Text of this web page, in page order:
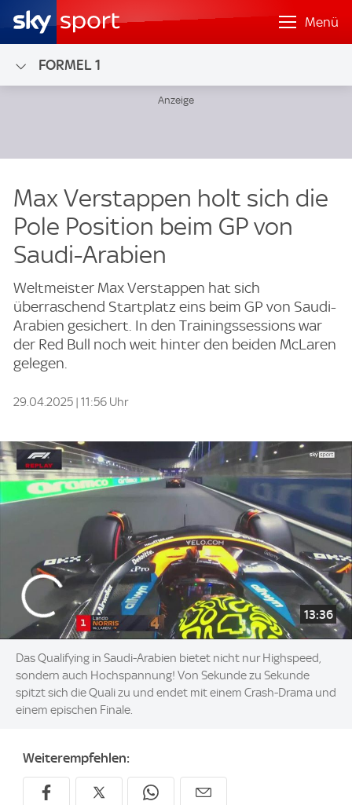
Menü
FORMEL 1
Max Verstappen holt sich die
Pole Position beim GP von
Saudi-Arabien
Weltmeister Max Verstappen hat sich
überraschend Startplatz eins beim GP von Saudi-
Arabien gesichert. In den Trainingssessions war
der Red Bull noch weit hinter den beiden McLaren
gelegen.
29.04.2025 | 11:56 Uhr
13:36
Das Qualifying in Saudi-Arabien bietet nicht nur Highspeed,
sondern auch Hochspannung! Von Sekunde zu Sekunde
spitzt sich die Quali zu und endet mit einem Crash-Drama und
einem epischen Finale.
Weiterempfehlen: